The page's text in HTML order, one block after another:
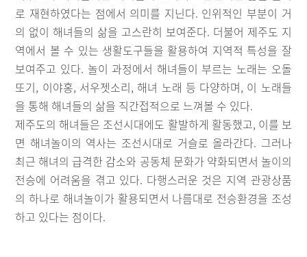
로 재현하였다는 점에서 의미를 지닌다. 인위적인 부분이 거
의 없이 해녀들의 삶을 고스란히 보여준다. 더불어 제주도 지
역에서 볼 수 있는 생활도구들을 활용하여 지역적 특성을 잘
보여주고 있다. 놀이 과정에서 해녀들이 부르는 노래는 오돌
또기, 이야홍, 서우젯소리, 해녀 노래 등 다양하며, 이 노래들
을 통해 해녀들의 삶을 직간접적으로 느껴볼 수 있다.
제주도의 해녀들은 조선시대에도 활발하게 활동했고, 이를 보
면 해녀놀이의 역사는 조선시대로 거슬로 올라간다. 그러나
최근 해녀의 급격한 감소와 공동체 문화가 약화되면서 놀이의
전승에 어려움을 겪고 있다. 다행스러운 것은 지역 관광상품
의 하나로 해녀놀이가 활용되면서 나름대로 전승환경을 조성
하고 있다는 점이다.